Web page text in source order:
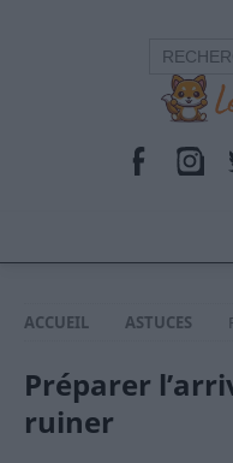
ACCUEIL ASTUCES
Préparer
ruiner